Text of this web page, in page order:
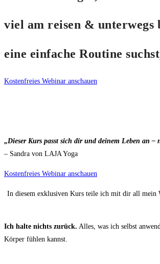
viel am reisen & unterwegs
eine einfache Routine
Kostenfreies Webinar anschauen
„Dieser Kurs passt sich dir und deinem Leben an –
– Sandra von LAJA Yoga
Kostenfreies Webinar anschauen
In diesem exklusiven Kurs teile ich mit dir all mein
Ich halte nichts zurück. Alles, was ich selbst
Körper fühlen kannst.